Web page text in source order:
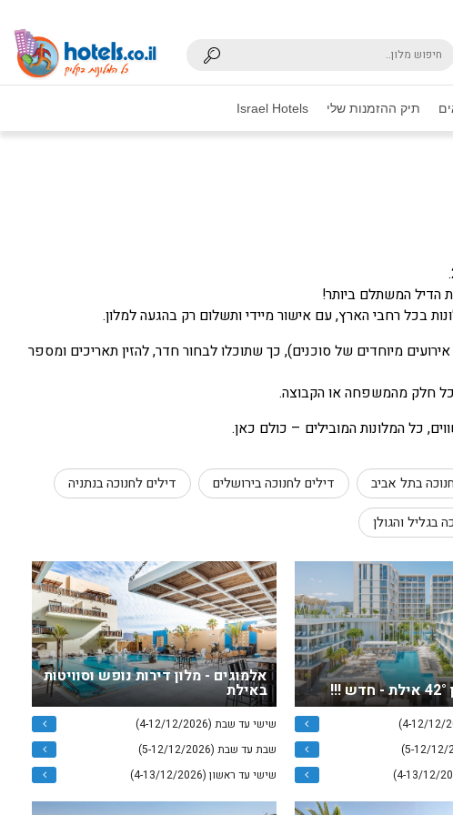
תיק ההזמנות שלי Israel Hotels
הדיל המשתלם ביותר!
בכל רחבי הארץ, עם אישור מיידי ותשלום רק בהגעה למלון.
מיוחדים של סוכנים), כך שתוכלו לבחור חדר, להזין תאריכים ומספר
חלק מהמשפחה או הקבוצה.
כל המלונות המובילים – כולם כאן.
בתל אביב דילים לחנוכה בירושלים דילים לחנוכה בנתניה
בגליל והגולן
אלמוגים - מלון דירות נופש וסוויטות
באילת
שישי עד שבת (4-12/12/2026)
שבת עד שבת (5-12/12/2026)
שישי עד ראשון (4-13/12/2026)